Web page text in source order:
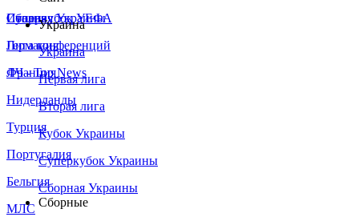
Сборная Украины
Италия
Германия
Франция
Нидерланды
Турция
Португалия
Бельгия
МЛС
Суперкубок УЕФА
Лига конференций
ЛЧ - Top News
Украина
Украина
Первая лига
Вторая лига
Кубок Украины
Суперкубок Украины
Сборная Украины
Сборные